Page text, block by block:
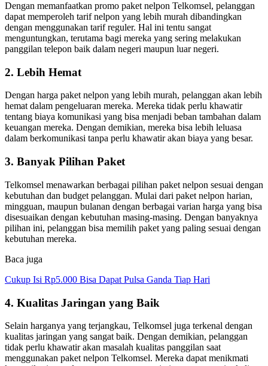
Dengan memanfaatkan promo paket nelpon Telkomsel, pelanggan
dapat memperoleh tarif nelpon yang lebih murah dibandingkan
dengan menggunakan tarif reguler. Hal ini tentu sangat
menguntungkan, terutama bagi mereka yang sering melakukan
panggilan telepon baik dalam negeri maupun luar negeri.
2. Lebih Hemat
Dengan harga paket nelpon yang lebih murah, pelanggan akan lebih
hemat dalam pengeluaran mereka. Mereka tidak perlu khawatir
tentang biaya komunikasi yang bisa menjadi beban tambahan dalam
keuangan mereka. Dengan demikian, mereka bisa lebih leluasa
dalam berkomunikasi tanpa perlu khawatir akan biaya yang besar.
3. Banyak Pilihan Paket
Telkomsel menawarkan berbagai pilihan paket nelpon sesuai dengan
kebutuhan dan budget pelanggan. Mulai dari paket nelpon harian,
mingguan, maupun bulanan dengan berbagai varian harga yang bisa
disesuaikan dengan kebutuhan masing-masing. Dengan banyaknya
pilihan ini, pelanggan bisa memilih paket yang paling sesuai dengan
kebutuhan mereka.
Baca juga
Cukup Isi Rp5.000 Bisa Dapat Pulsa Ganda Tiap Hari
4. Kualitas Jaringan yang Baik
Selain harganya yang terjangkau, Telkomsel juga terkenal dengan
kualitas jaringan yang sangat baik. Dengan demikian, pelanggan
tidak perlu khawatir akan masalah kualitas panggilan saat
menggunakan paket nelpon Telkomsel. Mereka dapat menikmati